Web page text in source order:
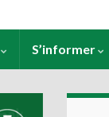
S’informer